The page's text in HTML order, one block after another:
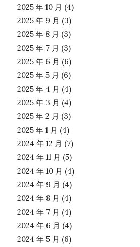
2025 年 10 月 (4)
2025 年 9 月 (3)
2025 年 8 月 (3)
2025 年 7 月 (3)
2025 年 6 月 (6)
2025 年 5 月 (6)
2025 年 4 月 (4)
2025 年 3 月 (4)
2025 年 2 月 (3)
2025 年 1 月 (4)
2024 年 12 月 (7)
2024 年 11 月 (5)
2024 年 10 月 (4)
2024 年 9 月 (4)
2024 年 8 月 (4)
2024 年 7 月 (4)
2024 年 6 月 (4)
2024 年 5 月 (6)